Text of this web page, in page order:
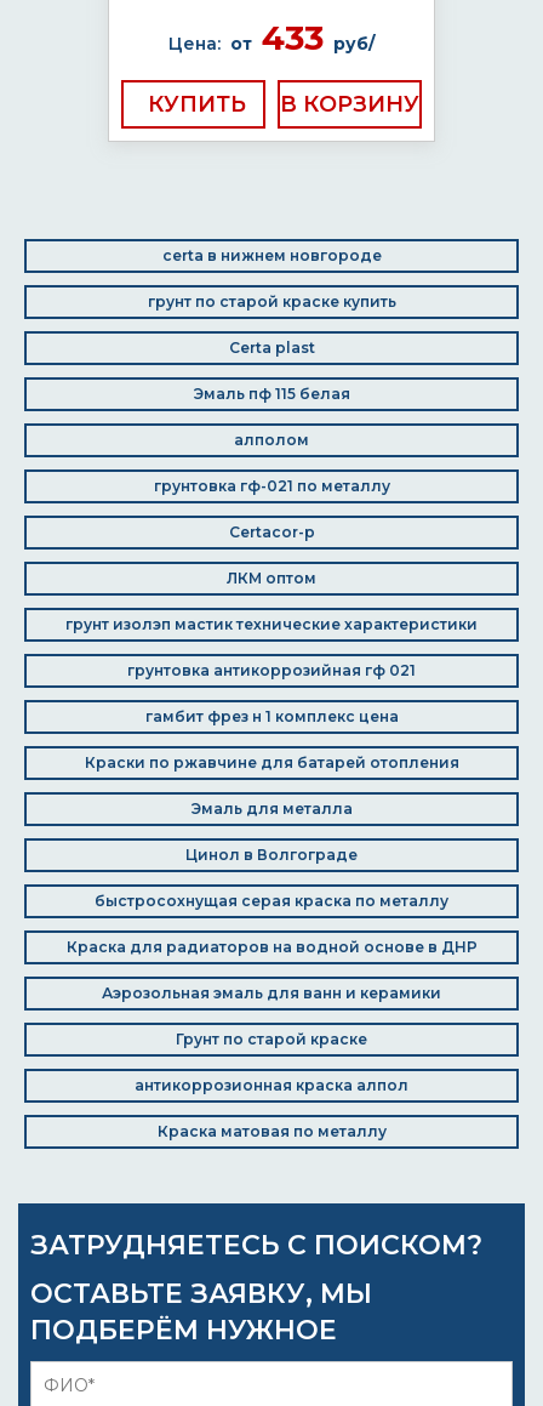
Цена: от 433 руб/
КУПИТЬ
certa в нижнем новгороде
грунт по старой краске купить
Certa plast
Эмаль пф 115 белая
алполом
грунтовка гф-021 по металлу
Certacor-p
ЛКМ оптом
грунт изолэп мастик технические характеристики
грунтовка антикоррозийная гф 021
гамбит фрез н 1 комплекс цена
Краски по ржавчине для батарей отопления
Эмаль для металла
Цинол в Волгограде
быстросохнущая серая краска по металлу
Краска для радиаторов на водной основе в ДНР
Аэрозольная эмаль для ванн и керамики
Грунт по старой краске
антикоррозионная краска алпол
Краска матовая по металлу
ЗАТРУДНЯЕТЕСЬ С ПОИСКОМ?
ОСТАВЬТЕ ЗАЯВКУ, МЫ
ПОДБЕРЁМ НУЖНОЕ